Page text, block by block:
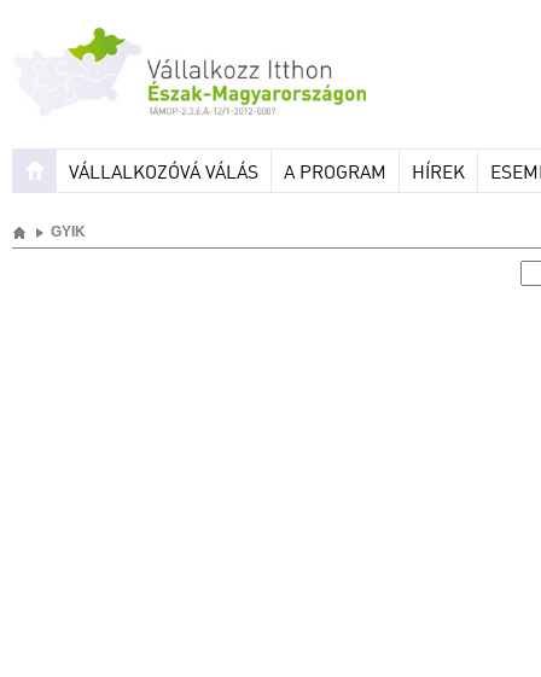
VÁLLALKOZÓVÁ VÁLÁS A PROGRAM HÍREK
GYIK